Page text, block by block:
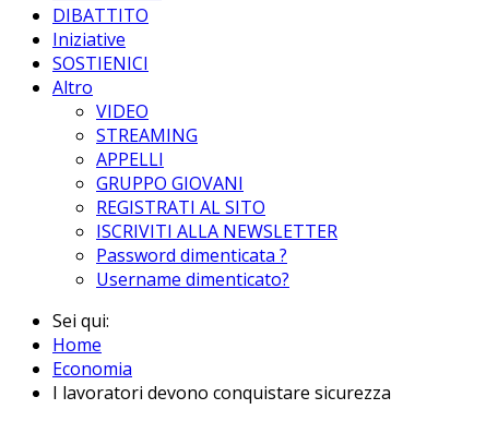
DIBATTITO
Iniziative
SOSTIENICI
Altro
VIDEO
STREAMING
APPELLI
GRUPPO GIOVANI
REGISTRATI AL SITO
ISCRIVITI ALLA NEWSLETTER
Password dimenticata ?
Username dimenticato?
Sei qui:
Home
Economia
I lavoratori devono conquistare sicurezza